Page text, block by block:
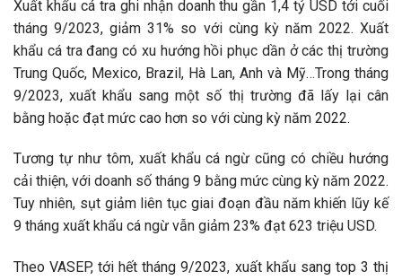
Xuất khẩu cá tra ghi nhận doanh thu gần 1,4 tỷ USD tới cuối
tháng 9/2023, giảm 31% so với cùng kỳ năm 2022. Xuất
khẩu cá tra đang có xu hướng hồi phục dần ở các thị trường
Trung Quốc, Mexico, Brazil, Hà Lan, Anh và Mỹ…Trong tháng
9/2023, xuất khẩu sang một số thị trường đã lấy lại cân
bằng hoặc đạt mức cao hơn so với cùng kỳ năm 2022.
Tương tự như tôm, xuất khẩu cá ngừ cũng có chiều hướng
cải thiện, với doanh số tháng 9 bằng mức cùng kỳ năm 2022.
Tuy nhiên, sụt giảm liên tục giai đoạn đầu năm khiến lũy kế
9 tháng xuất khẩu cá ngừ vẫn giảm 23% đạt 623 triệu USD.
Theo VASEP, tới hết tháng 9/2023, xuất khẩu sang top 3 thị